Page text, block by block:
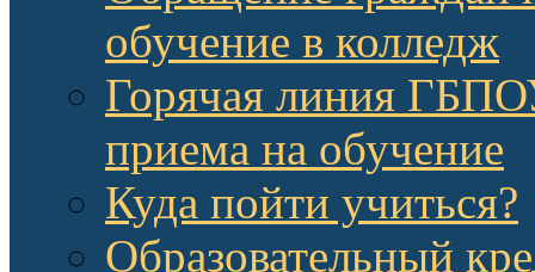
обучение в колледж
Горячая линия
приема на обучение
Куда пойти учиться?
Образовательный